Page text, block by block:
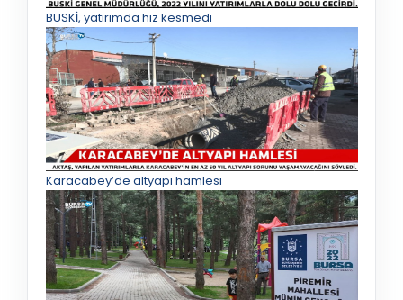
BUSKİ, yatırımda hız kesmedi
Karacabey’de altyapı hamlesi